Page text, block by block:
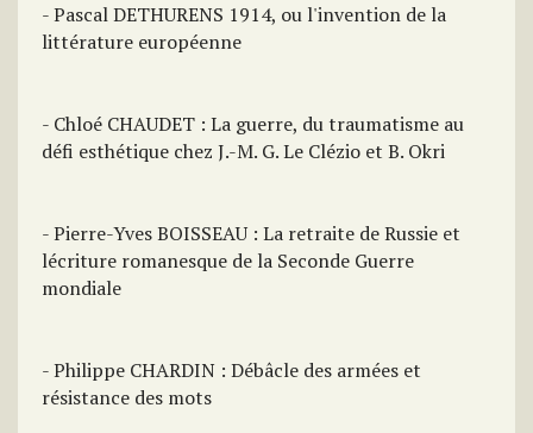
- Pascal DETHURENS 1914, ou l'invention de la
littérature européenne
- Chloé CHAUDET : La guerre, du traumatisme au
défi esthétique chez J.-M. G. Le Clézio et B. Okri
- Pierre-Yves BOISSEAU : La retraite de Russie et
lécriture romanesque de la Seconde Guerre
mondiale
- Philippe CHARDIN : Débâcle des armées et
résistance des mots